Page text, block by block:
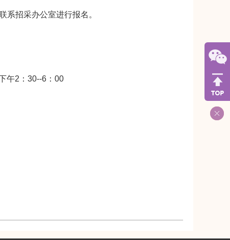
系招采办公室进行报名。
午2：30--6：00